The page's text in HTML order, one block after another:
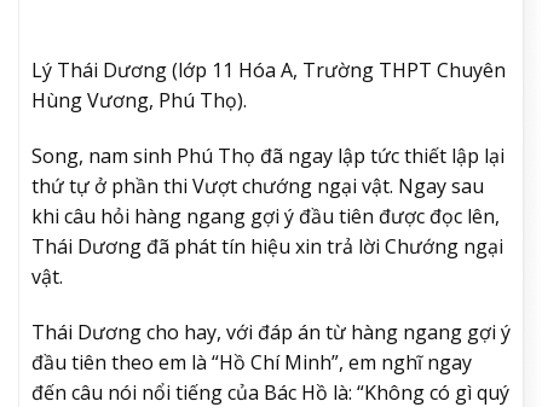
Lý Thái Dương (lớp 11 Hóa A, Trường THPT Chuyên
Hùng Vương, Phú Thọ).
Song, nam sinh Phú Thọ đã ngay lập tức thiết lập lại
thứ tự ở phần thi Vượt chướng ngại vật. Ngay sau
khi câu hỏi hàng ngang gợi ý đầu tiên được đọc lên,
Thái Dương đã phát tín hiệu xin trả lời Chướng ngại
vật.
Thái Dương cho hay, với đáp án từ hàng ngang gợi ý
đầu tiên theo em là “Hồ Chí Minh”, em nghĩ ngay
đến câu nói nổi tiếng của Bác Hồ là: “Không có gì quý